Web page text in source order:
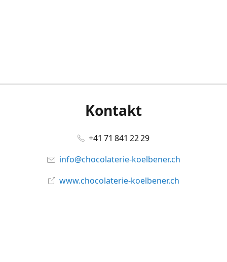
Kontakt
+41 71 841 22 29
info@chocolaterie-koelbener.ch
www.chocolaterie-koelbener.ch